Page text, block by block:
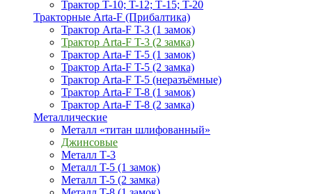
Трактор T-10; T-12; Т-15; T-20
Тракторные Arta-F (Прибалтика)
Трактор Arta-F T-3 (1 замок)
Трактор Arta-F T-3 (2 замка)
Трактор Arta-F T-5 (1 замок)
Трактор Arta-F T-5 (2 замка)
Трактор Arta-F T-5 (неразъёмные)
Трактор Arta-F T-8 (1 замок)
Трактор Arta-F T-8 (2 замка)
Металлические
Металл «титан шлифованный»
Джинсовые
Металл Т-3
Металл T-5 (1 замок)
Металл T-5 (2 замка)